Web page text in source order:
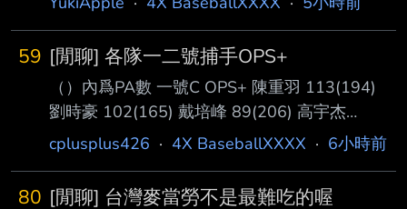
59 [閒聊] 各隊一二號捕手OPS+
（）內爲PA數 一號C OPS+ 陳重羽 113(194)
劉時豪 102(165) 戴培峰 89(206) 高宇杰
84(226) 蔣少宏 70(178) 宋嘉翔 48(206) 二號C
48(40) 嚴宏鈞 47(47) 陳統恩 32(32) 陳世嘉
cplusplus426 · 4X BaseballXXXX · 6小時前
80 [閒聊] 台灣麥當勞不是最難吃的喔